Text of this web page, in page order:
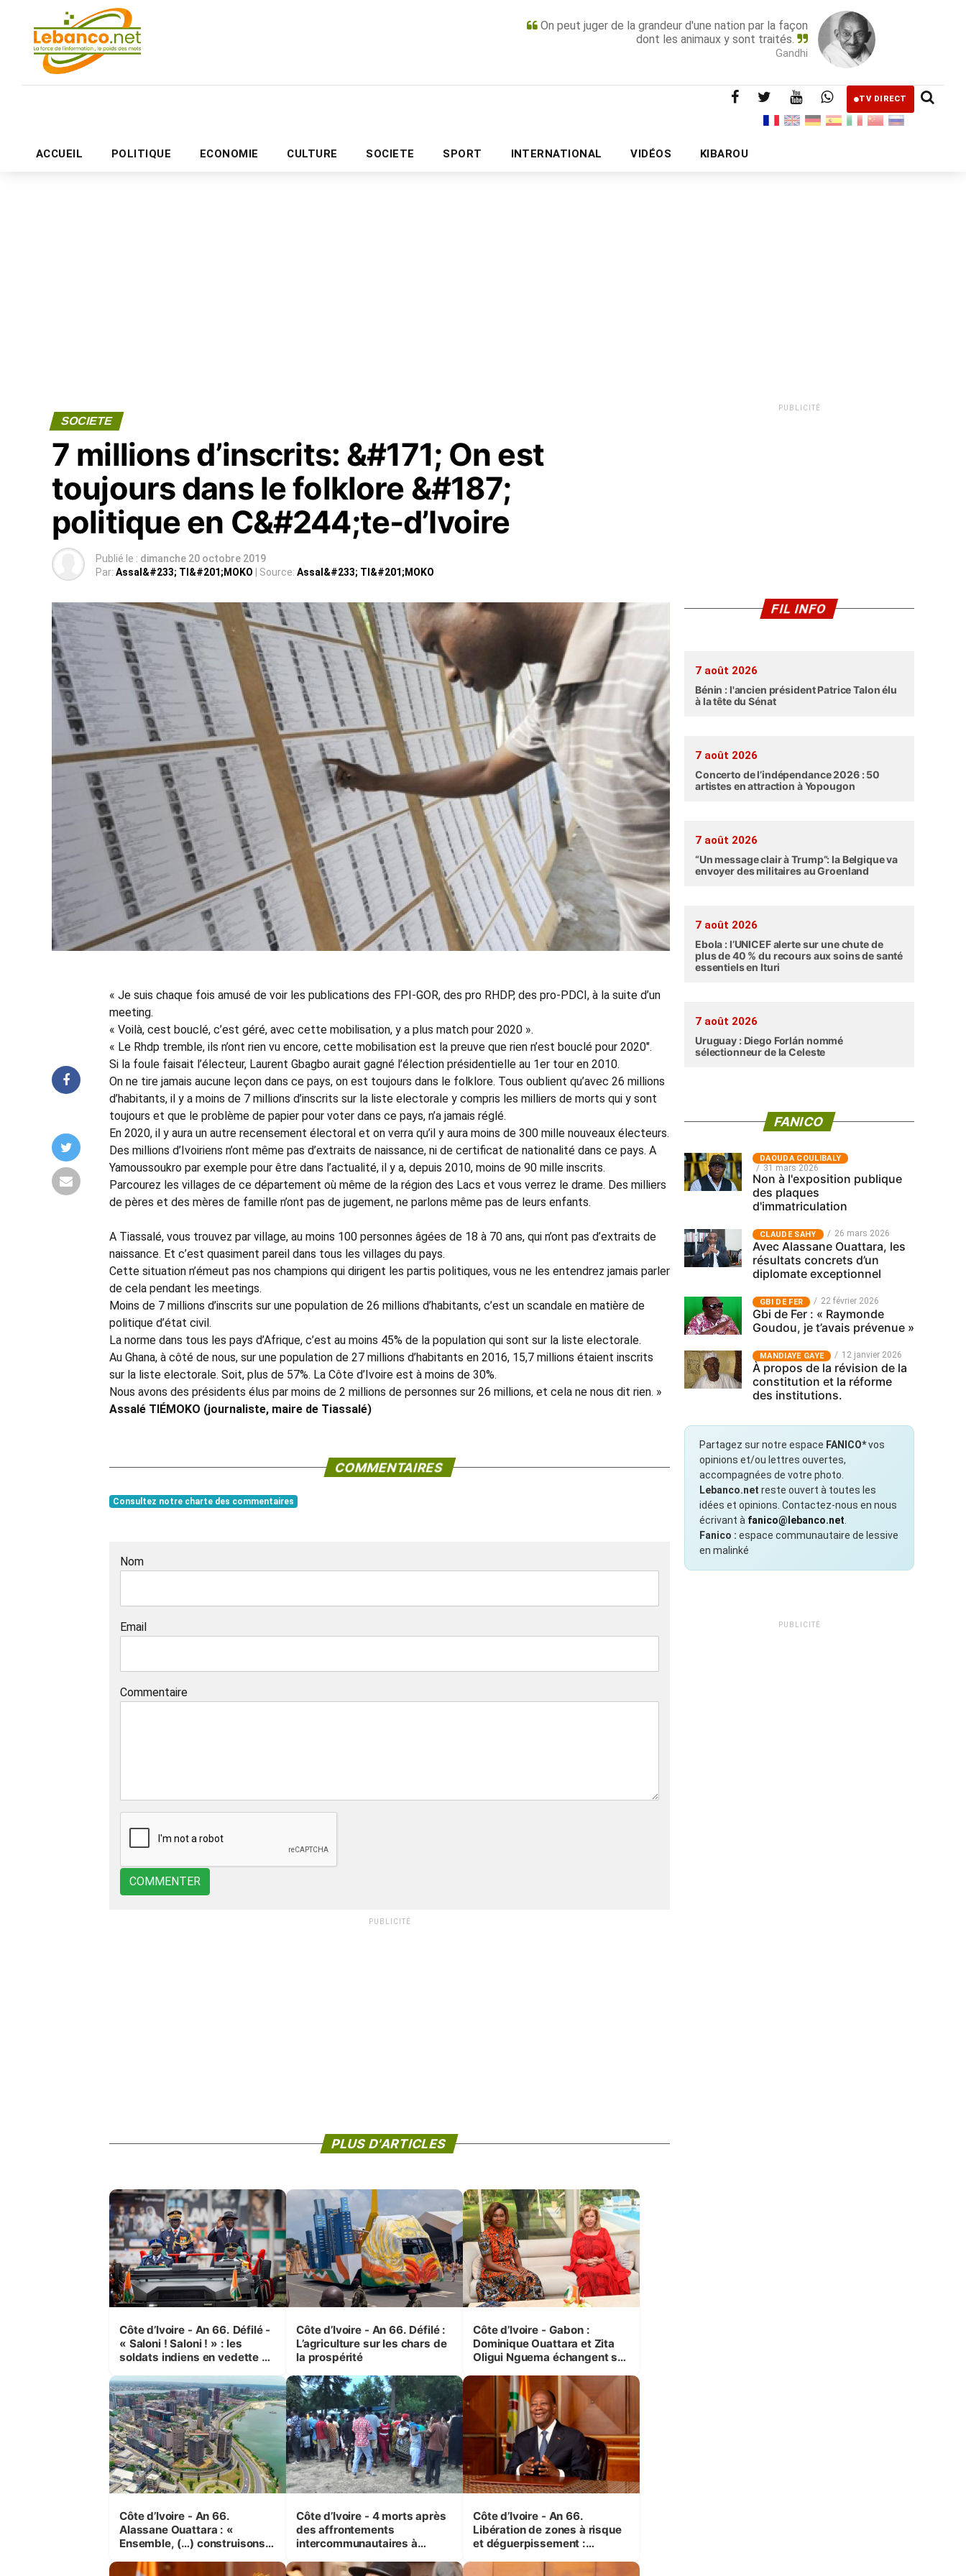
On peut juger de la grandeur d'une nation par la façon
dont les animaux y sont traités.
Gandhi
TV DIRECT
ACCUEIL POLITIQUE ECONOMIE CULTURE SOCIETE SPORT INTERNATIONAL VIDÉOS KIBAROU
PUBLICITÉ
SOCIETE
7 millions d’inscrits: &#171; On est
toujours dans le folklore &#187;
politique en C&#244;te-d’Ivoire
Publié le : dimanche 20 octobre 2019
Par: Assal&#233; TI&#201;MOKO | Source: Assal&#233; TI&#201;MOKO
« Je suis chaque fois amusé de voir les publications des FPI-GOR, des pro RHDP, des pro-PDCI, à la suite d’un
meeting.
« Voilà, cest bouclé, c’est géré, avec cette mobilisation, y a plus match pour 2020 ».
« Le Rhdp tremble, ils n’ont rien vu encore, cette mobilisation est la preuve que rien n’est bouclé pour 2020″.
Si la foule faisait l’électeur, Laurent Gbagbo aurait gagné l’élection présidentielle au 1er tour en 2010.
On ne tire jamais aucune leçon dans ce pays, on est toujours dans le folklore. Tous oublient qu’avec 26 millions
d’habitants, il y a moins de 7 millions d’inscrits sur la liste electorale y compris les milliers de morts qui y sont
toujours et que le problème de papier pour voter dans ce pays, n’a jamais réglé.
En 2020, il y aura un autre recensement électoral et on verra qu’il y aura moins de 300 mille nouveaux électeurs.
Des millions d’Ivoiriens n’ont même pas d’extraits de naissance, ni de certificat de nationalité dans ce pays. A
Yamoussoukro par exemple pour être dans l’actualité, il y a, depuis 2010, moins de 90 mille inscrits.
Parcourez les villages de ce département où même de la région des Lacs et vous verrez le drame. Des milliers
de pères et des mères de famille n’ont pas de jugement, ne parlons même pas de leurs enfants.
A Tiassalé, vous trouvez par village, au moins 100 personnes âgées de 18 à 70 ans, qui n’ont pas d’extraits de
naissance. Et c’est quasiment pareil dans tous les villages du pays.
Cette situation n’émeut pas nos champions qui dirigent les partis politiques, vous ne les entendrez jamais parler
de cela pendant les meetings.
Moins de 7 millions d’inscrits sur une population de 26 millions d’habitants, c’est un scandale en matière de
politique d’état civil.
La norme dans tous les pays d’Afrique, c’est au moins 45% de la population qui sont sur la liste electorale.
Au Ghana, à côté de nous, sur une population de 27 millions d’habitants en 2016, 15,7 millions étaient inscrits
sur la liste electorale. Soit, plus de 57%. La Côte d’Ivoire est à moins de 30%.
Nous avons des présidents élus par moins de 2 millions de personnes sur 26 millions, et cela ne nous dit rien. »
Assalé TIÉMOKO (journaliste, maire de Tiassalé)
COMMENTAIRES
Consultez notre charte des commentaires
Nom
Email
Commentaire
COMMENTER
PUBLICITÉ
PLUS D'ARTICLES
Côte d’Ivoire - An 66. Défilé -
« Saloni ! Saloni ! » : les
soldats indiens en vedette à
Côte d’Ivoire - An 66. Défilé :
L’agriculture sur les chars de
la prospérité
Côte d’Ivoire - Gabon :
Dominique Ouattara et Zita
Oligui Nguema échangent sur
femmes et des enfants
Côte d’Ivoire - An 66.
Alassane Ouattara : «
Ensemble, (…) construisons
mêmes et pour les
Côte d’Ivoire - 4 morts après
des affrontements
intercommunautaires à
correspondant au milieu des
Côte d’Ivoire - An 66.
Libération de zones à risque
et déguerpissement :
respect de l'Etat de droit pour
PUBLICITÉ
FIL INFO
7 août 2026
Bénin : l'ancien président Patrice Talon élu
à la tête du Sénat
7 août 2026
Concerto de l’indépendance 2026 : 50
artistes en attraction à Yopougon
7 août 2026
“Un message clair à Trump”: la Belgique va
envoyer des militaires au Groenland
7 août 2026
Ebola : l’UNICEF alerte sur une chute de
plus de 40 % du recours aux soins de santé
essentiels en Ituri
7 août 2026
Uruguay : Diego Forlán nommé
sélectionneur de la Celeste
FANICO
‎DAOUDA COULIBALY
31 mars 2026
Non à l'exposition publique
des plaques
d'immatriculation
CLAUDE SAHY 26 mars 2026
Avec Alassane Ouattara, les
résultats concrets d’un
diplomate exceptionnel
GBI DE FER 22 février 2026
Gbi de Fer : « Raymonde
Goudou, je t’avais prévenue »
MANDIAYE GAYE 12 janvier 2026
À propos de la révision de la
constitution et la réforme
des institutions.
Partagez sur notre espace FANICO*vos
opinions et/ou lettres ouvertes,
accompagnées de votre photo.
Lebanco.net reste ouvert à toutes les
idées et opinions. Contactez-nous en nous
écrivant à fanico@lebanco.net
Fanico : espace communautaire de lessive
en malinké
PUBLICITÉ